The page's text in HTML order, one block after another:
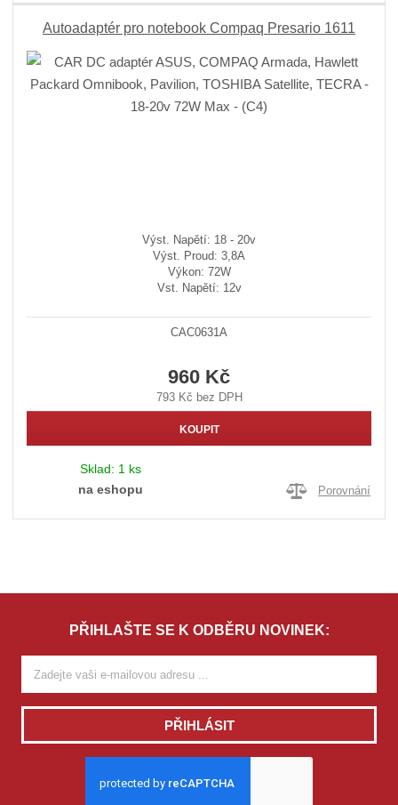
Autoadaptér pro notebook Compaq Presario 1611
Výst. Napětí: 18 - 20v
Výst. Proud: 3,8A
Výkon: 72W
Vst. Napětí: 12v
CAC0631A
960 Kč
793 Kč bez DPH
KOUPIT
Sklad: 1 ks
na eshopu
Porovnání
PŘIHLAŠTE SE K ODBĚRU NOVINEK:
PŘIHLÁSIT